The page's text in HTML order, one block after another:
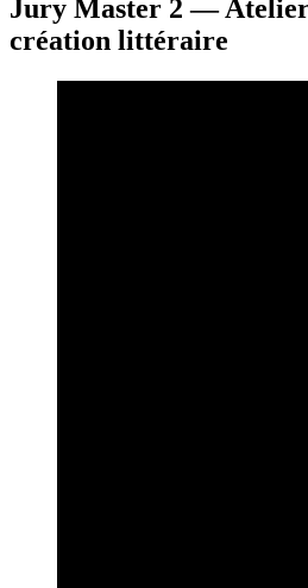
Jury Master 2 — Atelier
création littéraire